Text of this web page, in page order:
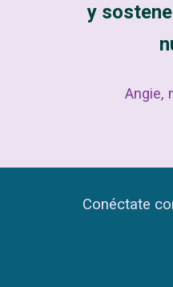
y
Angie,
Conéctate